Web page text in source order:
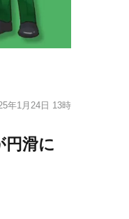
年1月24日 13時
円滑に